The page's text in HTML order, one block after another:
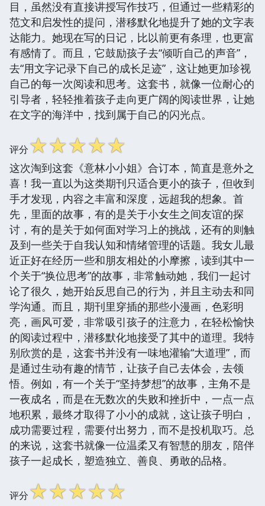
目，虽然没有直接讲授写作技巧，但通过一些精彩的
范文和启发性的提问，潜移默化地提升了她的文字表
达能力。她现在写的日记，比以前更有条理，也更富
有感情了。而且，它鼓励孩子去“倾听自己的声音”，
去“用文字记录下自己的成长足迹”，这让她更加珍视
自己的每一次阅读和思考。这套书，就像一位耐心的
引导者，轻轻推着孩子走向更广阔的阅读世界，让她
在文字的海洋中，找到属于自己的闪光点。
评分☆☆☆☆☆
这次淘到这套《意林小小姐》合订本，简直是意外之
喜！我一直以为这类期刊只适合更小的孩子，但收到
手才发现，内容之丰富和深度，远超我的想象。首
先，里面的故事，有的是关于小女生之间友谊的探
讨，有的是关于如何面对学习上的挑战，还有的则触
及到一些关于自我认知和情绪管理的话题。我女儿最
近正好在经历一些和朋友相处的小摩擦，读到其中一
个关于“换位思考”的故事，非常触动她，我们一起讨
论了很久，她开始反思自己的行为，并且主动去和同
学沟通。而且，期刊里穿插的那些小漫画，色彩明
亮，画风可爱，非常吸引孩子的注意力，在轻松愉快
的阅读过程中，潜移默化地接受了其中的道理。我特
别欣赏的是，这套书并没有一味地灌输“大道理”，而
是通过生动有趣的情节，让孩子自己去体会，去领
悟。例如，有一个关于“坚持梦想”的故事，主角不是
一夜成名，而是在无数次的失败和挫折中，一点一点
地积累，最终才取得了小小的成就，这让孩子明白，
成功需要过程，需要付出努力，而不是投机取巧。总
的来说，这套书就像一位温柔又有智慧的朋友，陪伴
孩子一起成长，塑造独立、善良、勇敢的品格。
评分☆☆☆☆☆